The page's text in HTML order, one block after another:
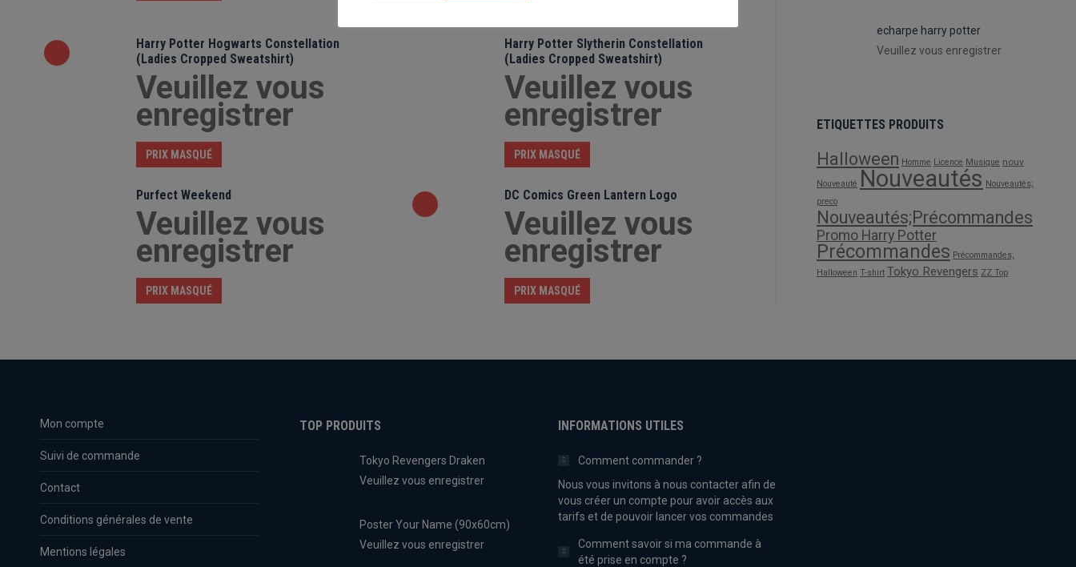
Harry Potter Hogwarts Constellation
(Ladies Cropped Sweatshirt)
Veuillez vous
enregistrer
PRIX MASQUÉ
Harry Potter Slytherin Constellation
(Ladies Cropped Sweatshirt)
Veuillez vous
enregistrer
PRIX MASQUÉ
Purfect Weekend
Veuillez vous
enregistrer
PRIX MASQUÉ
DC Comics Green Lantern Logo
Veuillez vous
enregistrer
PRIX MASQUÉ
echarpe harry potter
Veuillez vous enregistrer
ETIQUETTES PRODUITS
Halloween Homme Licence Musique nouv
Nouveauté Nouveautés Nouveautés;
preco
Nouveautés;Précommandes
Promo Harry Potter
Précommandes Précommandes;
Halloween T-shirt Tokyo Revengers ZZ Top
Mon compte
Suivi de commande
Contact
Conditions générales de vente
Mentions légales
TOP PRODUITS
Tokyo Revengers Draken
Veuillez vous enregistrer
Poster Your Name (90x60cm)
Veuillez vous enregistrer
INFORMATIONS UTILES
Comment commander ?
Nous vous invitons à nous contacter afin de
vous créer un compte pour avoir accès aux
tarifs et de pouvoir lancer vos commandes
Comment savoir si ma commande à
été prise en compte ?